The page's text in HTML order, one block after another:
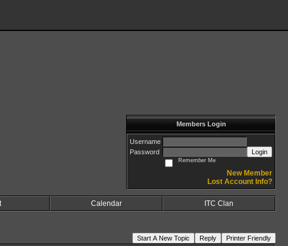
Members Login
Username
Password
Login
Remember Me
New Member
Lost Account Info?
Calendar ITC Clan
Start A New Topic Reply
Printer Friendly